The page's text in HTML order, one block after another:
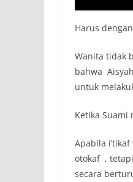
Harus
Wanita tidak
bahwa
untuk
Ketika Suami
Apabila
otokaf ,
secara